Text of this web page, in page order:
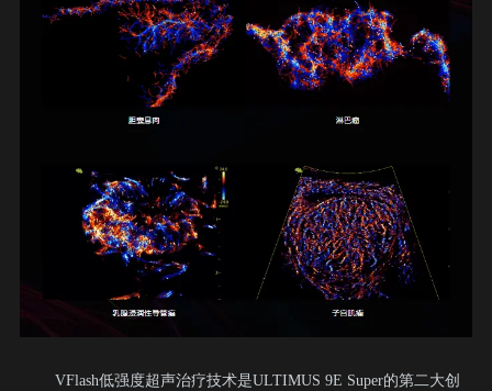
VFlash低强度超声治疗技术是ULTIMUS 9E Super的第二大创